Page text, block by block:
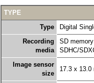
TYPE
Type
Digital
Recording
media
SD
SDHC/
Image sensor
size
17.3 x 13.0